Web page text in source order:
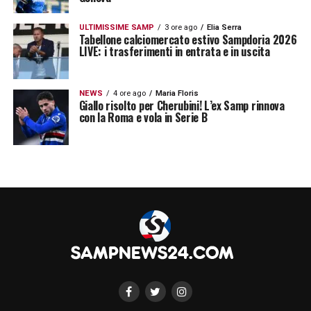
In questo contesto di stand-by si inserisce la
Sampdoria, club proprietario del cartellino. I
blucerchiati monitorano da lontano
l’evoluzione degli eventi, pronti a riaccogliere
alla base il classe 2008 qualora i capitolini
decidessero di non esercitare il riscatto. Il
club ligure è alla finestra, consapevole che il
dalle prossime mosse dei capitolini.
LA PLAYLIST DELLE NOSTRE TOP NEWS
ULTIMISSIME SAMP 3 ore ago Elia Serra
Tabellone calciomercato estivo Sampdoria 2026
LIVE: i trasferimenti in entrata e in uscita
NEWS 4 ore ago Maria Floris
Giallo risolto per Cherubini! L’ex Samp rinnova
con la Roma e vola in Serie B